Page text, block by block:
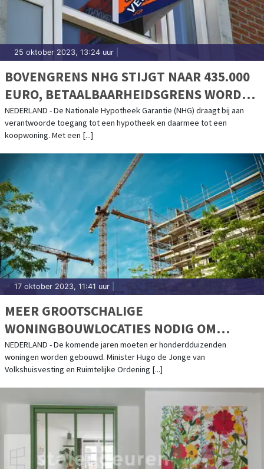
25 oktober 2023, 13:24 uur
BOVENGRENS NHG STIJGT NAAR 435.000
EURO, BETAALBAARHEIDSGRENS WORDT
390.000 EURO
NEDERLAND - De Nationale Hypotheek Garantie (NHG) draagt bij aan
verantwoorde toegang tot een hypotheek en daarmee tot een
koopwoning. Met een [...]
17 oktober 2023, 11:41 uur
MEER GROOTSCHALIGE
WONINGBOUWLOCATIES NODIG OM
TOEKOMSTIG WONINGTEKORT OP TE
LOSSEN
NEDERLAND - De komende jaren moeten er honderdduizenden
woningen worden gebouwd. Minister Hugo de Jonge van
Volkshuisvesting en Ruimtelijke Ordening [...]